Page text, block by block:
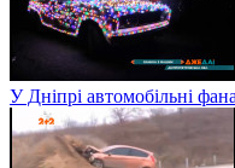
У Дніпрі автомобільні